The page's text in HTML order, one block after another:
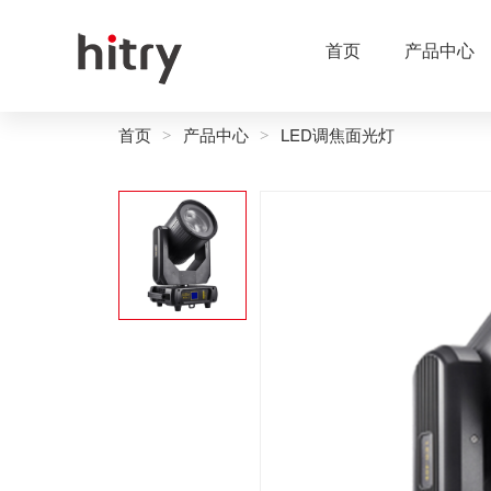
首页 产品中心
首页 > 产品中心 > LED调焦面光灯